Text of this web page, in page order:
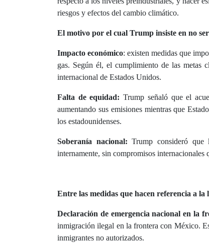
riesgos y efectos del cambio climático.
El motivo por el cual Trump insiste en no
Impacto económico: existen medidas que
gas. Según él, el cumplimiento de las metas
internacional de Estados Unidos.
Falta de equidad: Trump señaló que el
aumentando sus emisiones mientras que
los estadounidenses.
Soberanía nacional:Trump consideró que
internamente, sin compromisos
Entre las medidas que hacen referencia a
Declaración de emergencia nacional en la
inmigración ilegal en la frontera con México.
inmigrantes no autorizados.